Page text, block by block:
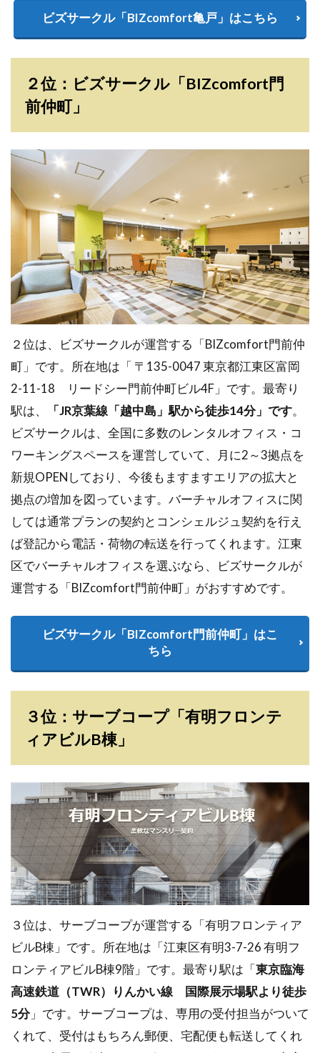
ビズサークル「BIZcomfort亀戸」はこちら
２位：ビズサークル「BIZcomfort門
前仲町」
２位は、ビズサークルが運営する「BIZcomfort門前仲
町」です。所在地は「 〒135-0047 東京都江東区富岡
2-11-18 リードシー門前仲町ビル4F」です。最寄り
駅は、
「JR京葉線「越中島」駅から徒歩14分」です。
ビズサークルは、全国に多数のレンタルオフィス・コ
ワーキングスペースを運営していて、月に2～3拠点を
新規OPENしており、今後もますますエリアの拡大と
拠点の増加を図っています。バーチャルオフィスに関
しては通常プランの契約とコンシェルジュ契約を行え
ば登記から電話・荷物の転送を行ってくれます。江東
区でバーチャルオフィスを選ぶなら、ビズサークルが
運営する「BIZcomfort門前仲町」がおすすめです。
ビズサークル「BIZcomfort門前仲町」はこ
ちら
３位：サーブコープ「有明フロンテ
ィアビルB棟」
３位は、サーブコープが運営する「有明フロンティア
ビルB棟」です。所在地は「江東区有明3-7-26 有明フ
ロンティアビルB棟9階」です。最寄り駅は「東京臨海
高速鉄道（TWR）りんかい線 国際展示場駅より徒歩
5分 」です。サーブコープは、専用の受付担当がついて
くれて、受付はもちろん郵便、宅配便も転送してくれ